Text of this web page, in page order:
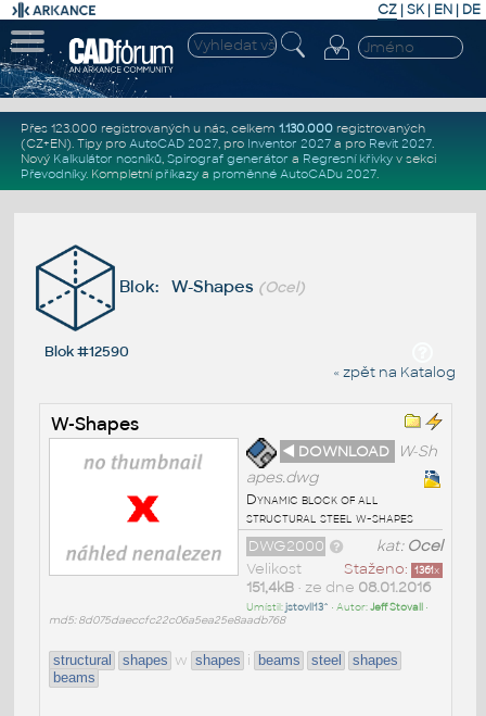
CZ | SK| EN | DE
Přes 123.000 registrovaných u nás, celkem 1.130.000registrovaných
(CZ+EN). Tipy pro AutoCAD 2027, pro Inventor 2027a pro Revit 2027.
Nový Kalkulátor nosníků, Spirograf generátor a Regresní křivkyv sekci
Převodníky. Kompletní příkazya proměnné AutoCADu 2027.
Blok: W-Shapes (Ocel)
Blok #12590
« zpět na Katalog
W-Shapes
◄ DOWNLOAD
W-Sh
apes.dwg
Dynamic block of all
structural steel w-shapes
kat: Ocel
DWG2000
Staženo: 1361x
Velikost
151,4kB• ze dne 08.01.2016
Umístil:jstovll13^ • Autor:Jeff Stovall•
md5: 8d075daeccfc22c06a5ea25e8aadb768
structural shapes w shapes i beams steel
shapes
beams